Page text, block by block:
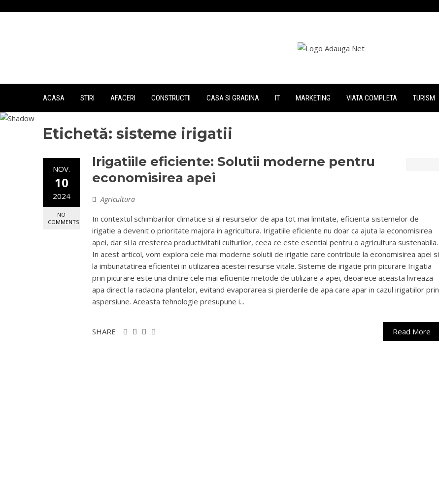
ACASA STIRI AFACERI CONSTRUCTII CASA SI GRADINA IT MARKETING VIATA COMPLETA TURISM
Etichetă: sisteme irigatii
NOV.
10
2024
NO
COMMENTS
Irigatiile eficiente: Solutii moderne pentru
economisirea apei
Agricultura
In contextul schimbarilor climatice si al resurselor de apa tot mai limitate, eficienta sistemelor de
irigatie a devenit o prioritate majora in agricultura. Irigatiile eficiente nu doar ca ajuta la economisirea
apei, dar si la cresterea productivitatii culturilor, ceea ce este esential pentru o agricultura sustenabila.
In acest articol, vom explora cele mai moderne solutii de irigatie care contribuie la economisirea apei si
la imbunatatirea eficientei in utilizarea acestei resurse vitale. Sisteme de irigatie prin picurare Irigatia
prin picurare este una dintre cele mai eficiente metode de utilizare a apei, deoarece aceasta livreaza
apa direct la radacina plantelor, evitand evaporarea si pierderile de apa care apar in cazul irigatiilor prin
aspersiune. Aceasta tehnologie presupune i...
Read More
SHARE